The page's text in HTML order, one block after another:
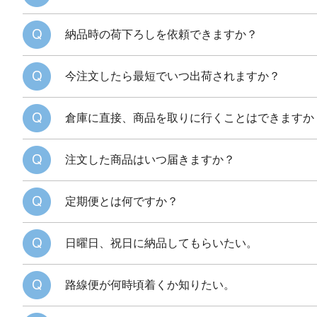
納品時の荷下ろしを依頼できますか？
今注文したら最短でいつ出荷されますか？
倉庫に直接、商品を取りに行くことはできますか
注文した商品はいつ届きますか？
定期便とは何ですか？
日曜日、祝日に納品してもらいたい。
路線便が何時頃着くか知りたい。